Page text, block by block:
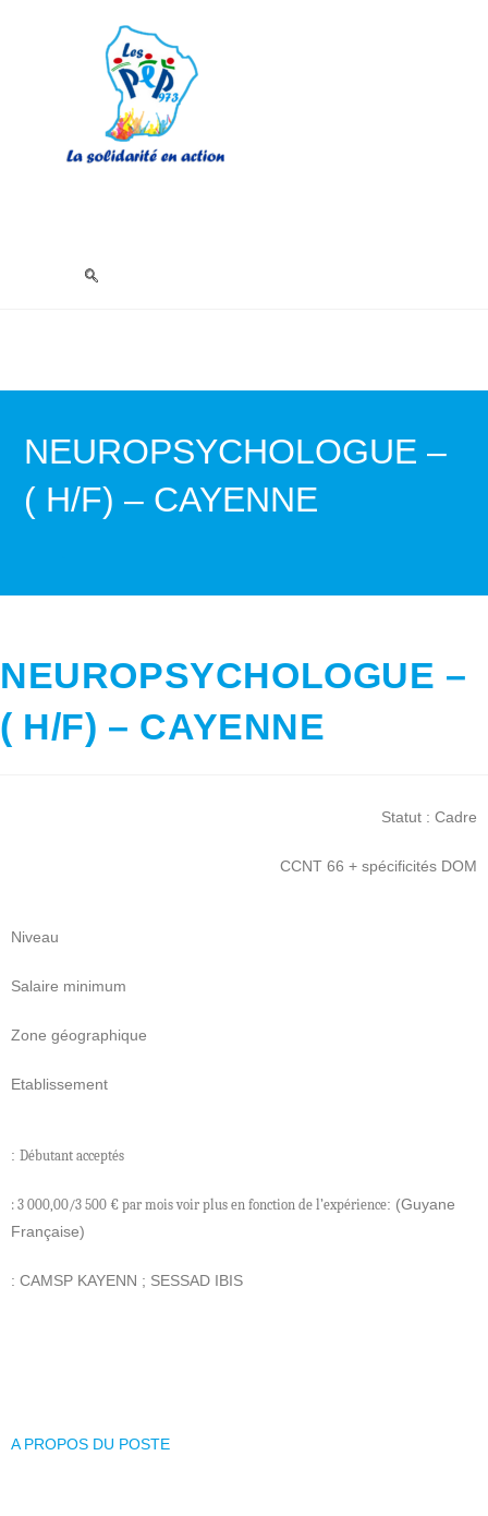
NEUROPSYCHOLOGUE –
( H/F) – CAYENNE
NEUROPSYCHOLOGUE –
( H/F) – CAYENNE
Statut : Cadre
CCNT 66 + spécificités DOM
Niveau
Salaire minimum
Zone géographique
Etablissement
: Débutant acceptés
: 3 000,00/3 500 € par mois voir plus en fonction de l’expérience: (Guyane
Française)
: CAMSP KAYENN ; SESSAD IBIS
A PROPOS DU POSTE